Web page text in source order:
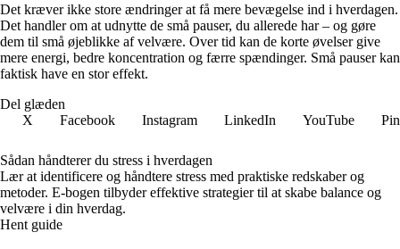
Det kræver ikke store ændringer at få mere bevægelse ind i hverdagen.
Det handler om at udnytte de små pauser, du allerede har – og gøre
dem til små øjeblikke af velvære. Over tid kan de korte øvelser give
mere energi, bedre koncentration og færre spændinger. Små pauser kan
faktisk have en stor effekt.
Del glæden
X
Facebook Instagram LinkedIn YouTube
Sådan håndterer du stress i hverdagen
Lær at identificere og håndtere stress med praktiske redskaber og
metoder. E-bogen tilbyder effektive strategier til at skabe balance og
velvære i din hverdag.
Hent guide